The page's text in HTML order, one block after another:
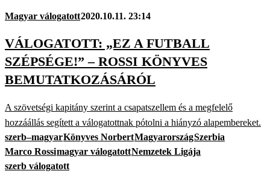
Magyar válogatott2020.10.11. 23:14
VÁLOGATOTT: „EZ A FUTBALL
SZÉPSÉGE!” – ROSSI KÖNYVES
BEMUTATKOZÁSÁRÓL
A szövetségi kapitány szerint a csapatszellem és a megfelelő
hozzáállás segített a válogatottnak pótolni a hiányzó alapembereket.
szerb–magyarKönyves NorbertMagyarországSzerbia
Marco Rossimagyar válogatottNemzetek Ligája
szerb válogatott